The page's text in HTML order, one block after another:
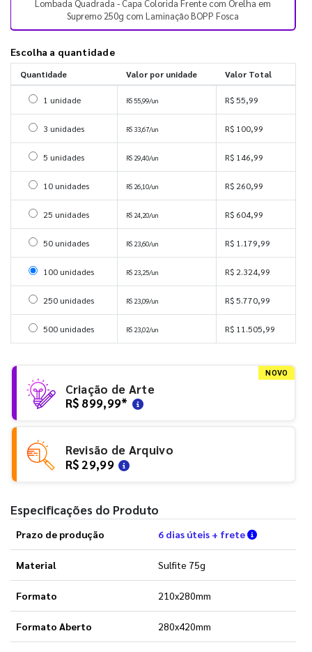
Lombada Quadrada - Capa Colorida Frente com Orelha em
Supremo 250g com Laminação BOPP Fosca
Escolha a quantidade
Quantidade Valor por unidade Valor Total
Selecionar 1 unidade
1 unidade R$ 55,99/un R$ 55,99
Selecionar 3 unidades
3 unidades R$ 33,67/un R$ 100,99
Selecionar 5 unidades
5 unidades R$ 29,40/un R$ 146,99
Selecionar 10 unidades
10 unidades R$ 26,10/un R$ 260,99
Selecionar 25 unidades
25 unidades R$ 24,20/un R$ 604,99
Selecionar 50 unidades
50 unidades R$ 23,60/un R$ 1.179,99
Selecionar 100 unidades
100 unidades R$ 23,25/un R$ 2.324,99
Selecionar 250 unidades
250 unidades R$ 23,09/un R$ 5.770,99
Selecionar 500 unidades
500 unidades R$ 23,02/un R$ 11.505,99
NOVO
Criação de Arte
R$ 899,99*
Revisão de Arquivo
R$ 29,99
Especificações do Produto
Prazo de produção 6 dias úteis + frete Verifique
Material Sulfite 75g
Formato 210x280mm
Formato Aberto 280x420mm